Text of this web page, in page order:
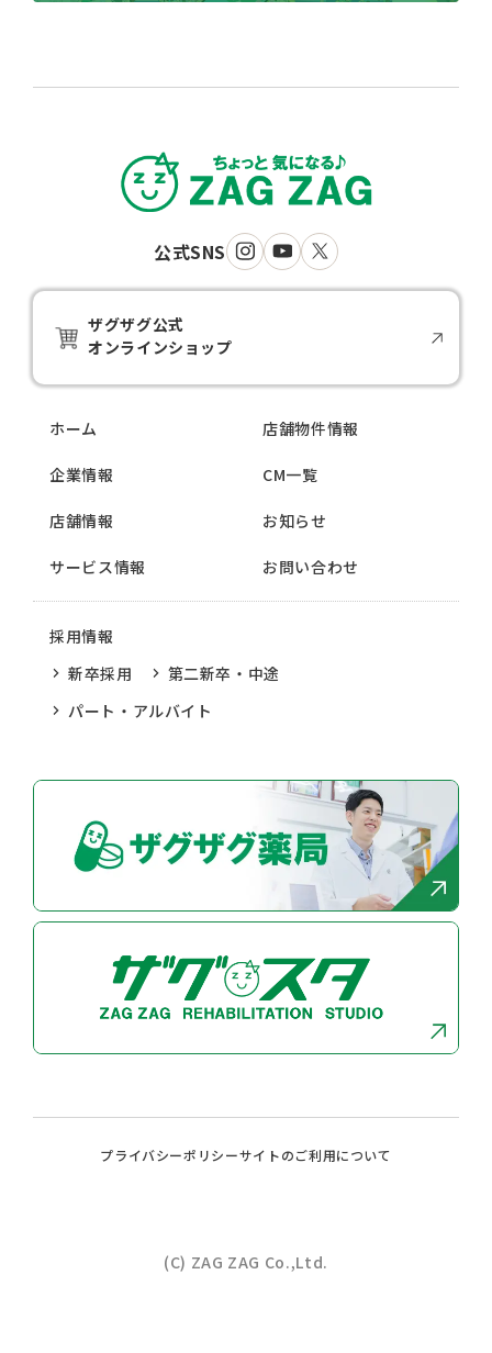
公式SNS
ザグザグ公式
オンラインショップ
ホーム
企業情報
店舗情報
サービス情報
店舗物件情報
CM一覧
お知らせ
お問い合わせ
採用情報
新卒採用
第二新卒・中途
パート・アルバイト
プライバシーポリシーサイトのご利⽤について
(C) ZAG ZAG Co.,Ltd.